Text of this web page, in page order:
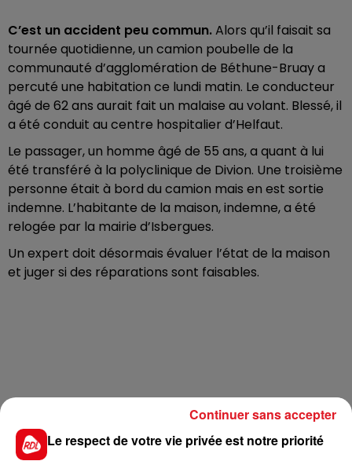
C’est un accident peu commun.Alors qu’il faisait sa
tournée quotidienne, un camion poubelle de la
communauté d’agglomération de Béthune-Bruaya
percuté une habitation ce lundi matin. Le conducteur
âgé de 62 ans aurait fait un malaise au volant. Blessé, il
a été conduit au centre hospitalier d’Helfaut.
Le passager, un homme âgé de 55 ans, a quant à lui
été transféré à la polyclinique de Divion. Une troisième
personne était à bord du camion mais en est sortie
indemne. L’habitante de la maison, indemne, a été
relogée par la mairie d’Isbergues.
Un expert doit désormais évaluer l’état de la maison
et juger si des réparations sont faisables.
Le respect de votre vie privée est notre priorité
Continuer sans accepter